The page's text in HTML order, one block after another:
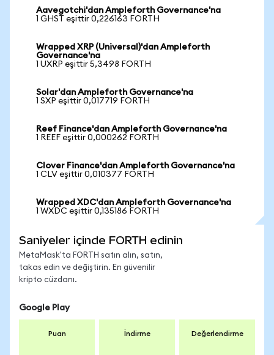
Aavegotchi'dan Ampleforth Governance'na
1 GHST eşittir 0,226163 FORTH
Wrapped XRP (Universal)'dan Ampleforth
Governance'na
1 UXRP eşittir 5,3498 FORTH
Solar'dan Ampleforth Governance'na
1 SXP eşittir 0,017719 FORTH
Reef Finance'dan Ampleforth Governance'na
1 REEF eşittir 0,000262 FORTH
Clover Finance'dan Ampleforth Governance'na
1 CLV eşittir 0,010377 FORTH
Wrapped XDC'dan Ampleforth Governance'na
1 WXDC eşittir 0,135186 FORTH
Saniyeler içinde FORTH edinin
MetaMask'ta FORTH satın alın, satın,
takas edin ve değiştirin. En güvenilir
kripto cüzdanı.
Google Play
Puan İndirme Değerlendirme